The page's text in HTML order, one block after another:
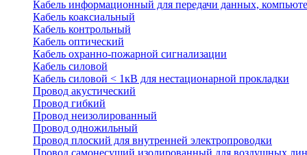
Кабель информационный для передачи данных,
Кабель коаксиальный
Кабель контрольный
Кабель оптический
Кабель охранно-пожарной сигнализации
Кабель силовой
Кабель силовой < 1кВ для нестационарной прокладки
Провод акустический
Провод гибкий
Провод неизолированный
Провод одножильный
Провод плоский для внутренней электропроводки
Провод самонесущий изолированный для воздушных